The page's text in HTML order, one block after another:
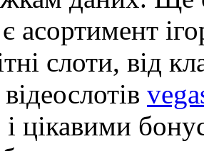
асортимент
слоти, від
цікавими